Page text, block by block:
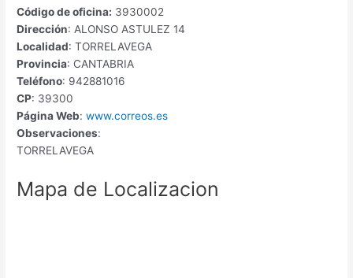
Código de oficina: 3930002
Dirección: ALONSO ASTULEZ 14
Localidad: TORRELAVEGA
Provincia: CANTABRIA
Teléfono: 942881016
CP: 39300
Página Web: www.correos.es
Observaciones:
TORRELAVEGA
Mapa de Localizacion